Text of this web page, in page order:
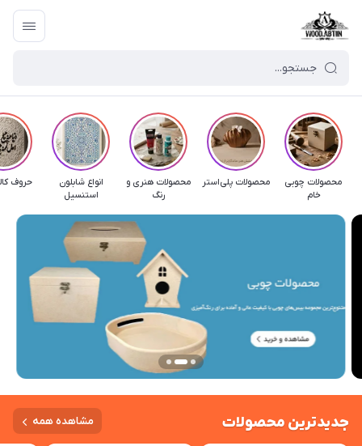
محصولات چوبی
خام
محصولات پلی‌استر
محصولات هنری و
رنگ
انواع شابلون
استنسیل
حروف
جدیدترین محصولات مشاهده همه